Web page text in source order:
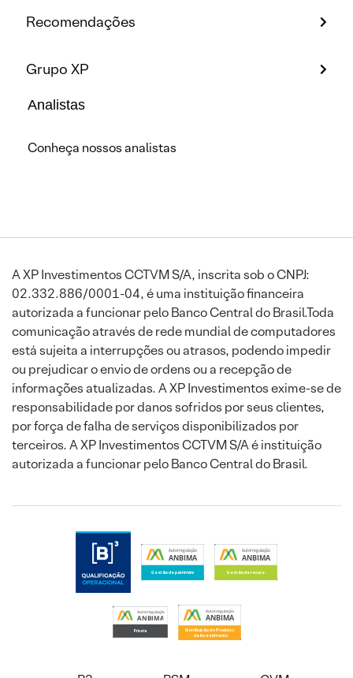
Recomendações
Grupo XP
Analistas
Conheça nossos analistas
A XP Investimentos CCTVM S/A, inscrita sob o CNPJ:
02.332.886/0001-04, é uma instituição financeira
autorizada a funcionar pelo Banco Central do Brasil.Toda
comunicação através de rede mundial de computadores
está sujeita a interrupções ou atrasos, podendo impedir
ou prejudicar o envio de ordens ou a recepção de
informações atualizadas. A XP Investimentos exime-se de
responsabilidade por danos sofridos por seus clientes,
por força de falha de serviços disponibilizados por
terceiros. A XP Investimentos CCTVM S/A é instituição
autorizada a funcionar pelo Banco Central do Brasil.